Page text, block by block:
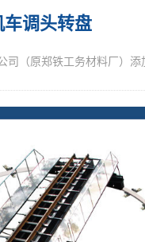
车调头转盘
司（原郑铁工务材料厂）添